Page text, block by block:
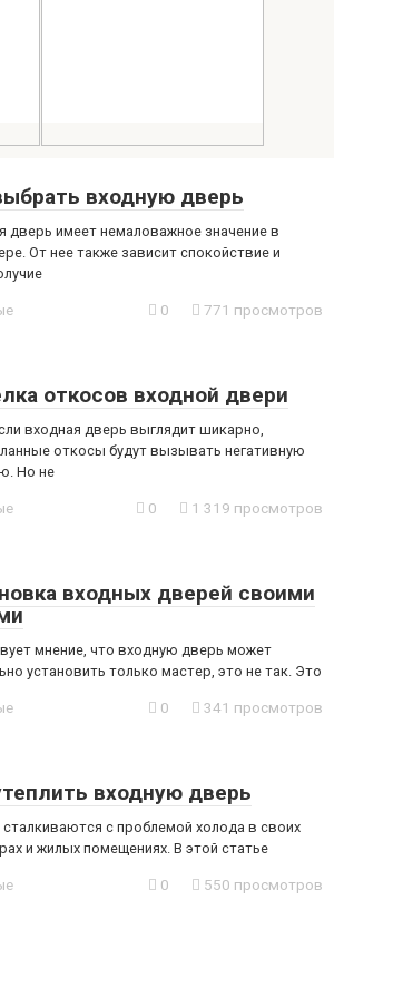
входную дверь
дверь имеет немаловажное значение в
От нее также зависит спокойствие и
0 771 просмотров
откосов входной двери
входная дверь выглядит шикарно,
откосы будут вызывать негативную
Но не
0 1 319 просмотров
входных дверей своими
мнение, что входную дверь может
установить только мастер, это не так. Это
0 341 просмотров
входную дверь
с проблемой холода в своих
и жилых помещениях. В этой статье
0 550 просмотров